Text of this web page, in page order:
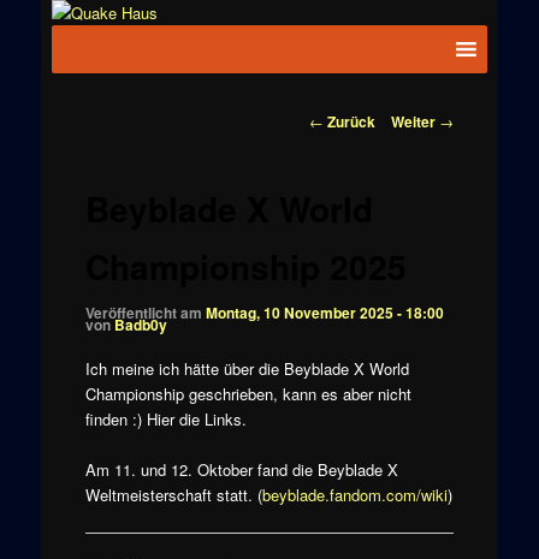
News zu
Beitragsnavigation
← Zurück Weiter →
Veröffentlicht am Montag, 10 November 2025 - 18:00
vonBadb0y
Ich meine ich hätte über die Beyblade X World
Championship geschrieben, kann es aber nicht
finden :) Hier die Links.
Am 11. und 12. Oktober fand die Beyblade X
Weltmeisterschaft statt. (beyblade.fandom.com/wiki)